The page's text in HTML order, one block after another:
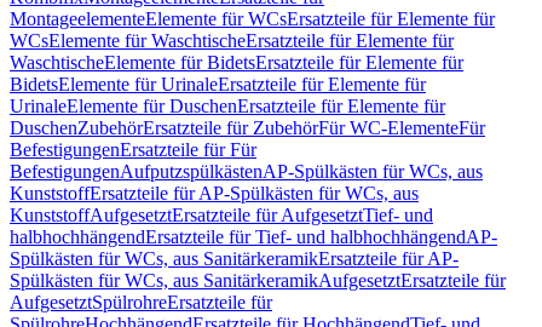
MontageelementeElemente für WCsErsatzteile für Elemente für
WCsElemente für WaschtischeErsatzteile für Elemente für
WaschtischeElemente für BidetsErsatzteile für Elemente für
BidetsElemente für UrinaleErsatzteile für Elemente für
UrinaleElemente für DuschenErsatzteile für Elemente für
DuschenZubehörErsatzteile für ZubehörFür WC-ElementeFür
BefestigungenErsatzteile für Für
BefestigungenAufputzspülkästenAP-Spülkästen für WCs, aus
KunststoffErsatzteile für AP-Spülkästen für WCs, aus
KunststoffAufgesetztErsatzteile für AufgesetztTief- und
halbhochhängendErsatzteile für Tief- und halbhochhängendAP-
Spülkästen für WCs, aus SanitärkeramikErsatzteile für AP-
Spülkästen für WCs, aus SanitärkeramikAufgesetztErsatzteile für
AufgesetztSpülrohreErsatzteile für